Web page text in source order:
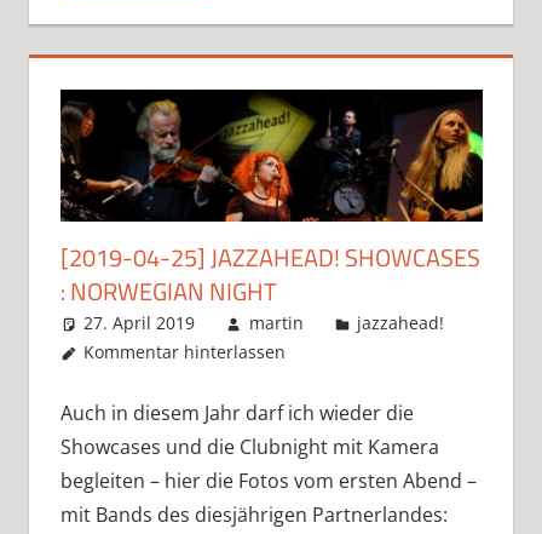
[2019-04-25] JAZZAHEAD! SHOWCASES
: NORWEGIAN NIGHT
27. April 2019 martin
jazzahead!
Kommentar hinterlassen
Auch in diesem Jahr darf ich wieder die
Showcases und die Clubnight mit Kamera
begleiten – hier die Fotos vom ersten Abend –
mit Bands des diesjährigen Partnerlandes: